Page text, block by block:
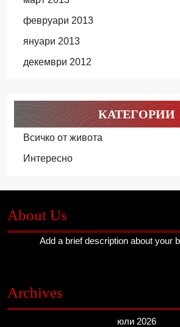
февруари 2013
януари 2013
декември 2012
КАТЕГОРИИ
Всичко от живота
Интересно
About Us
Add a brief description about your
Archives
юли 2026